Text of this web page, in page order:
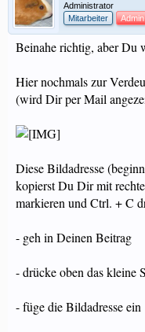
Administrator
Mitarbeiter
Admin
Beinahe richtig, aber Du
Hier nochmals zur
(wird Dir per Mail
Diese Bildadresse
kopierst Du Dir mit
markieren und Ctrl. + C
- geh in Deinen Beitrag
- drücke oben das kleine
- füge die Bildadresse ein